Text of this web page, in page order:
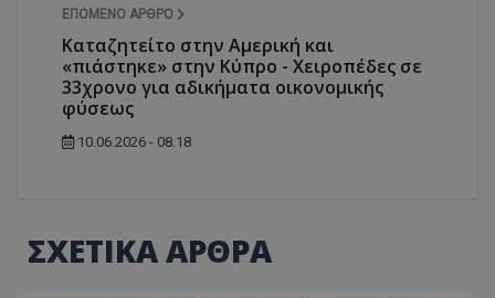
ΕΠΌΜΕΝΟ ΆΡΘΡΟ
Καταζητείτο στην Αμερική και
«πιάστηκε» στην Κύπρο - Χειροπέδες σε
33χρονο για αδικήματα οικονομικής
φύσεως
10.06.2026 - 08:18
ΣΧΕΤΙΚΑ ΑΡΘΡΑ